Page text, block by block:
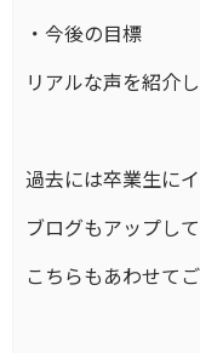
・今後の目標
リアルな声を紹介
過去には卒業生に
ブログもアップし
こちらもあわせて